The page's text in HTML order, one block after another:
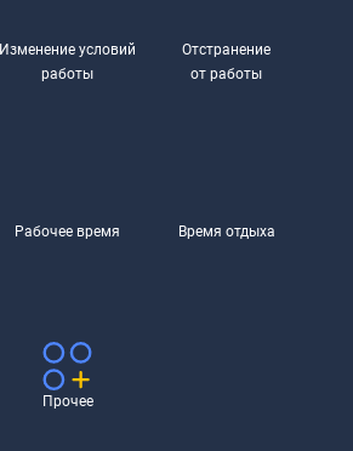
Изменение условий
работы
Отстранение
от работы
Рабочее время Время отдыха
Прочее